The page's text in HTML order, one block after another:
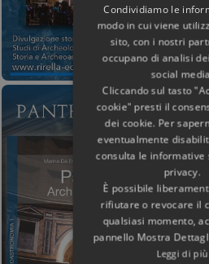
Condividiamo le
modo in cui viene
sito, con i nostri
occupano di analisi
social
Cliccando sul tasto
cookie" presti il
dei cookie. Per
eventualmente
consulta le informative
privacy.
È possibile
rifiutare o revocare il
qualsiasi momento,
pannello Mostra
Leggi di più